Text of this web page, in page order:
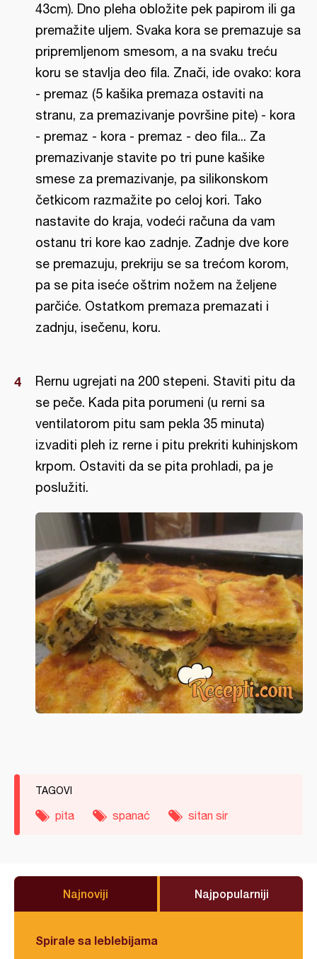
43cm). Dno pleha obložite pek papirom ili ga
premažite uljem. Svaka kora se premazuje sa
pripremljenom smesom, a na svaku treću
koru se stavlja deo fila. Znači, ide ovako: kora
- premaz (5 kašika premaza ostaviti na
stranu, za premazivanje površine pite) - kora
- premaz - kora - premaz - deo fila... Za
premazivanje stavite po tri pune kašike
smese za premazivanje, pa silikonskom
četkicom razmažite po celoj kori. Tako
nastavite do kraja, vodeći računa da vam
ostanu tri kore kao zadnje. Zadnje dve kore
se premazuju, prekriju se sa trećom korom,
pa se pita iseće oštrim nožem na željene
parčiće. Ostatkom premaza premazati i
zadnju, isečenu, koru.
Rernu ugrejati na 200 stepeni. Staviti pitu da
se peče. Kada pita porumeni (u rerni sa
ventilatorom pitu sam pekla 35 minuta)
izvaditi pleh iz rerne i pitu prekriti kuhinjskom
krpom. Ostaviti da se pita prohladi, pa je
poslužiti.
TAGOVI
pita spanać sitan sir
Najnoviji Najpopularniji
Spirale sa leblebijama